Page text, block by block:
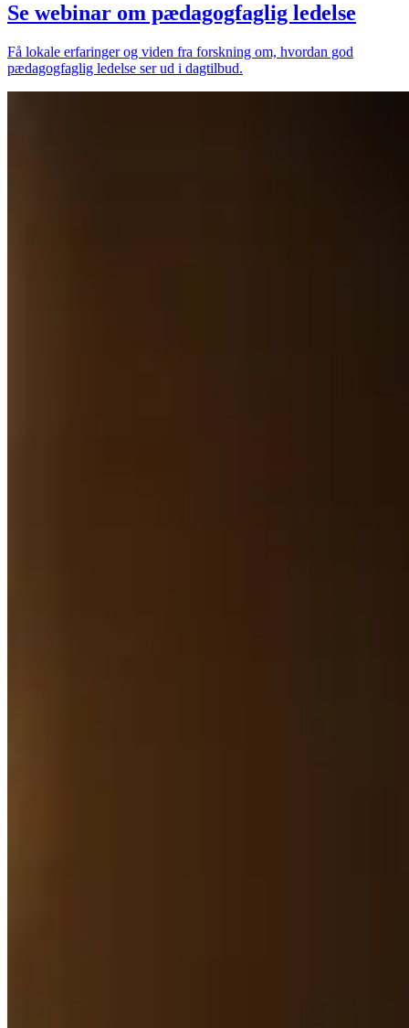
Se webinar om pædagogfaglig ledelse
Få lokale erfaringer og viden fra forskning om, hvordan god
pædagogfaglig ledelse ser ud i dagtilbud.